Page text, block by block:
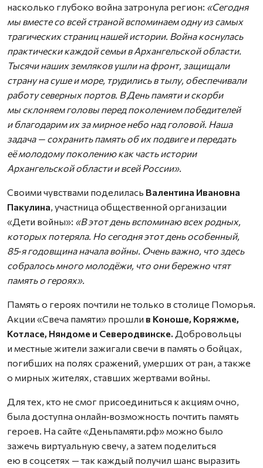
насколько глубоко война затронула регион: «Сегодня
мы вместе со всей страной вспоминаем одну из самых
трагических страниц нашей истории. Война коснулась
практически каждой семьи в Архангельской области.
Тысячи наших земляков ушли на фронт, защищали
страну на суше и море, трудились в тылу, обеспечивали
работу северных портов. В День памяти и скорби
мы склоняем головы перед поколением победителей
и благодарим их за мирное небо над головой. Наша
задача — сохранить память об их подвиге и передать
её молодому поколению как часть истории
Архангельской области и всей России».
Своими чувствами поделилась Валентина Ивановна
Пакулина, участница общественной организации
«Дети войны»: «В этот день вспоминаю всех родных,
которых потеряла. Но сегодня этот день особенный,
85‑я годовщина начала войны. Очень важно, что здесь
собралось много молодёжи, что они бережно чтят
память о героях».
Память о героях почтили не только в столице Поморья.
Акции «Свеча памяти» прошли в Коноше, Коряжме,
Котласе, Няндоме и Северодвинске. Добровольцы
и местные жители зажигали свечи в память о бойцах,
погибших на полях сражений, умерших от ран, а также
о мирных жителях, ставших жертвами войны.
Для тех, кто не смог присоединиться к акциям очно,
была доступна онлайн‑возможность почтить память
героев. На сайте «Деньпамяти.рф» можно было
зажечь виртуальную свечу, а затем поделиться
ею в соцсетях — так каждый получил шанс выразить